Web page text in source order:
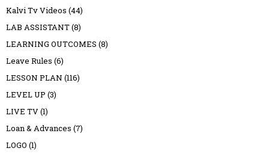
Kalvi Tv Videos (44)
LAB ASSISTANT(8)
LEARNING OUTCOMES (8)
Leave Rules (6)
LESSON PLAN (116)
LEVEL UP (3)
LIVE TV(1)
Loan & Advances (7)
LOGO (1)